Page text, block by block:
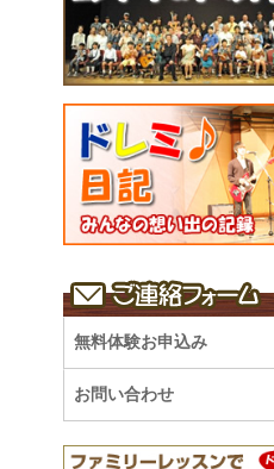
無料体験お申込み
お問い合わせ